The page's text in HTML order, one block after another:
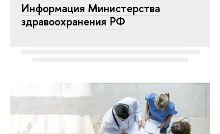
Информация Министерства
здравоохранения РФ